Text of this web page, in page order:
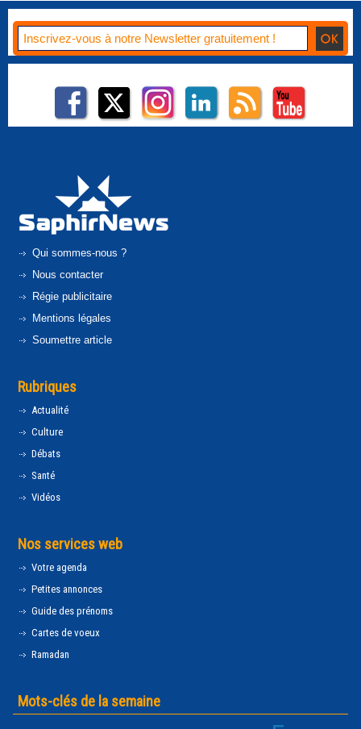
Qui sommes-nous ?
Nous contacter
Régie publicitaire
Mentions légales
Soumettre article
Rubriques
Actualité
Culture
Débats
Santé
Vidéos
Nos services web
Votre agenda
Petites annonces
Guide des prénoms
Cartes de voeux
Ramadan
Mots-clés de la semaine